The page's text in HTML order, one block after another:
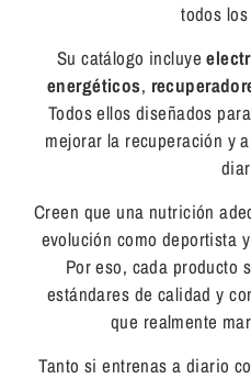
todos
Su catálogo incluye
energéticos,
Todos ellos diseñados
mejorar la recuperación y
Creen que una nutrición
evolución como deportista
Por eso, cada producto
estándares de calidad y
que realmente
Tanto si entrenas a diario